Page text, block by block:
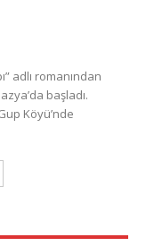
adlı romanından
başladı.
Köyü’nde